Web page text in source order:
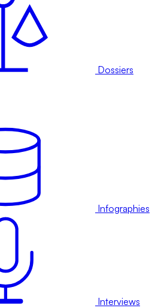
Dossiers
Infographies
Interviews